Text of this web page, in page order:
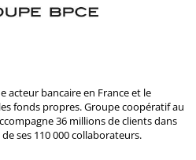
acteur bancaire en France et le
fonds propres. Groupe coopératif au
36 millions de clients dans
ses 110 000 collaborateurs.